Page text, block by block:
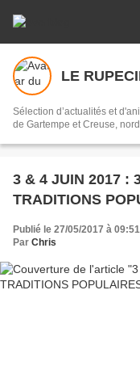
LE
Sélection d’actualités et
de Gartempe et Creuse,
3 & 4 JUIN 2017 :
TRADITIONS
Publié le 27/05/2017 à 09:51
Par Chris